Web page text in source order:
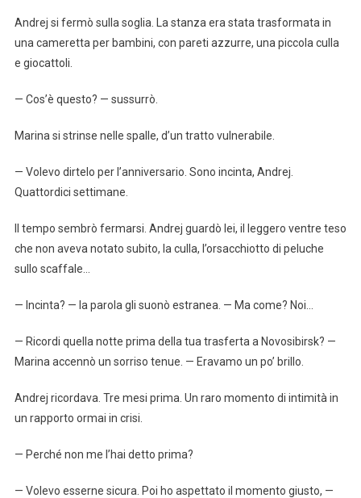
Andrej si fermò sulla soglia. La stanza era stata trasformata in
una cameretta per bambini, con pareti azzurre, una piccola culla
e giocattoli.
— Cos’è questo? — sussurrò.
Marina si strinse nelle spalle, d’un tratto vulnerabile.
— Volevo dirtelo per l’anniversario. Sono incinta, Andrej.
Quattordici settimane.
Il tempo sembrò fermarsi. Andrej guardò lei, il leggero ventre teso
che non aveva notato subito, la culla, l’orsacchiotto di peluche
sullo scaffale…
— Incinta? — la parola gli suonò estranea. — Ma come? Noi…
— Ricordi quella notte prima della tua trasferta a Novosibirsk? —
Marina accennò un sorriso tenue. — Eravamo un po’ brillo.
Andrej ricordava. Tre mesi prima. Un raro momento di intimità in
un rapporto ormai in crisi.
— Perché non me l’hai detto prima?
— Volevo esserne sicura. Poi ho aspettato il momento giusto, —